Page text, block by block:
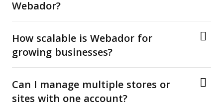
Webador?
How scalable is Webador for
growing businesses?
Can I manage multiple stores or
sites with one account?